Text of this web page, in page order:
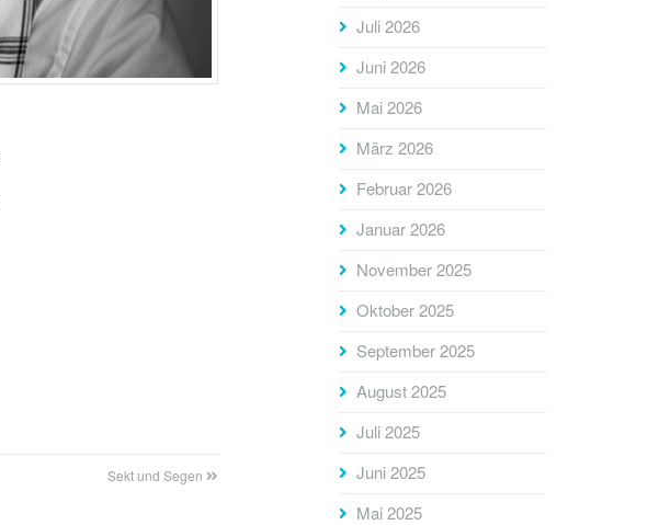
Sekt und Segen
Juli 2026
Juni 2026
Mai 2026
März 2026
Februar 2026
Januar 2026
November 2025
Oktober 2025
September 2025
August 2025
Juli 2025
Juni 2025
Mai 2025